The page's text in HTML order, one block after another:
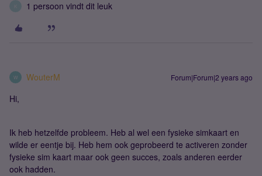
1 persoon vindt dit leuk
W WouterM Forum|Forum|2 years ago
Hi,
Ik heb hetzelfde probleem. Heb al wel een fysieke simkaart en
wilde er eentje bij. Heb hem ook geprobeerd te activeren zonder
fysieke sim kaart maar ook geen succes, zoals anderen eerder
ook hadden.